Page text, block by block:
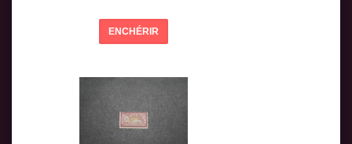
ENCHÉRIR